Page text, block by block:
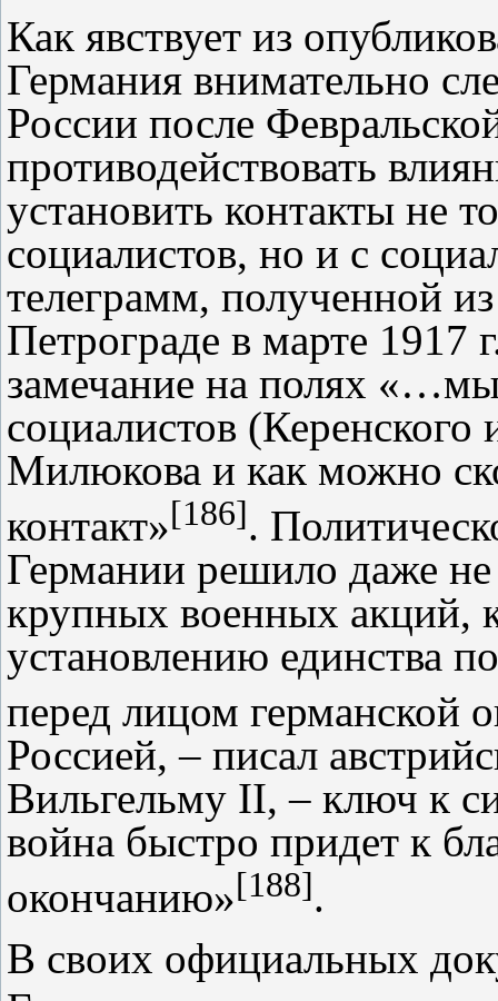
Как явствует из
Германия внимательно
России после
противодействовать
установить контакты не
социалистов, но и с
телеграмм, полученной
Петрограде в марте 1917
замечание на полях
социалистов
Милюкова и как можно
контакт»[186].
Германии решило даже
крупных военных акций,
установлению единства
перед лицом германской
Россией, – писал
Вильгельму II, – ключ к
война быстро придет к
окончанию»[188].
В своих официальных